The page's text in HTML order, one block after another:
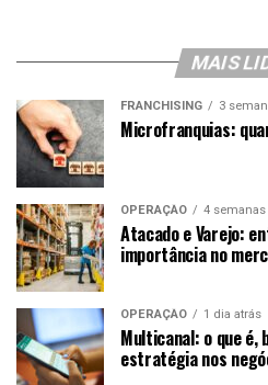
MAIS
FRANCHISING 3
Microfranquias:
OPERAÇÃO 4 semanas
Atacado e Varejo:
importância no
OPERAÇÃO 1 dia atrás
Multicanal: o que é,
estratégia nos